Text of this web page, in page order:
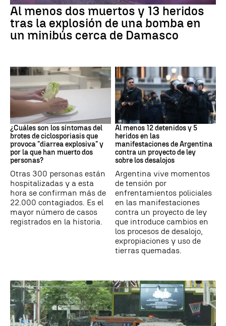
Al menos dos muertos y 13 heridos
tras la explosión de una bomba en
un minibús cerca de Damasco
Brote
¿Cuáles son los síntomas del
brotes de ciclosporiasis que
provoca "diarrea explosiva" y
por la que han muerto dos
personas?
Otras 300 personas están
hospitalizadas y a esta
hora se confirman más de
22.000 contagiados. Es el
mayor número de casos
registrados en la historia.
Protestas
Al menos 12 detenidos y 5
heridos en las
manifestaciones de Argentina
contra un proyecto de ley
sobre los desalojos
Argentina vive momentos
de tensión por
enfrentamientos policiales
en las manifestaciones
contra un proyecto de ley
que introduce cambios en
los procesos de desalojo,
expropiaciones y uso de
tierras quemadas.